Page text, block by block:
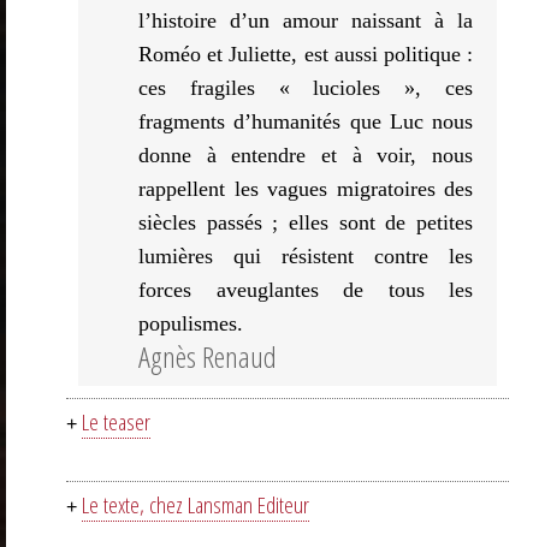
l’histoire d’un amour naissant à la
Roméo et Juliette, est aussi politique :
ces fragiles « lucioles », ces
fragments d’humanités que Luc nous
donne à entendre et à voir, nous
rappellent les vagues migratoires des
siècles passés ; elles sont de petites
lumières qui résistent contre les
forces aveuglantes de tous les
populismes.
Agnès Renaud
+ Le teaser
+ Le texte, chez Lansman Editeur